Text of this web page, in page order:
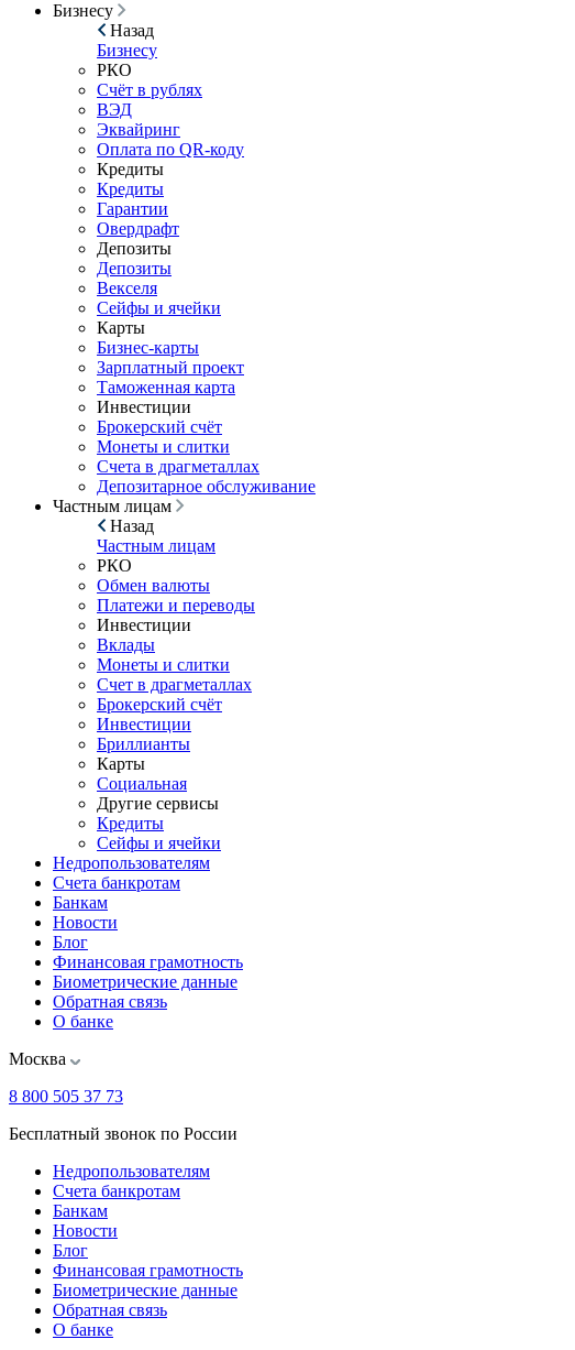
Бизнесу
Назад
Бизнесу
РКО
Счёт в рублях
ВЭД
Эквайринг
Оплата по QR-коду
Кредиты
Кредиты
Гарантии
Овердрафт
Депозиты
Депозиты
Векселя
Сейфы и ячейки
Карты
Бизнес-карты
Зарплатный проект
Таможенная карта
Инвестиции
Брокерский счёт
Монеты и слитки
Счета в драгметаллах
Депозитарное обслуживание
Частным лицам
Назад
Частным лицам
РКО
Обмен валюты
Платежи и переводы
Инвестиции
Вклады
Монеты и слитки
Счет в драгметаллах
Брокерский счёт
Инвестиции
Бриллианты
Карты
Социальная
Другие сервисы
Кредиты
Сейфы и ячейки
Недропользователям
Счета банкротам
Банкам
Новости
Блог
Финансовая грамотность
Биометрические данные
Обратная связь
О банке
Москва
8 800 505 37 73
Бесплатный звонок по России
Недропользователям
Счета банкротам
Банкам
Новости
Блог
Финансовая грамотность
Биометрические данные
Обратная связь
О банке